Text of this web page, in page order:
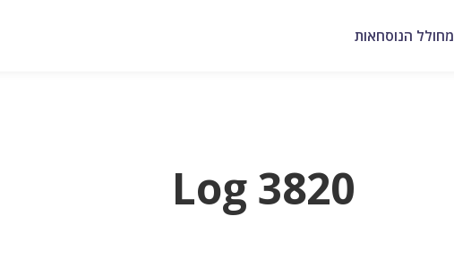
מחולל הנוסחאות
Log 3820